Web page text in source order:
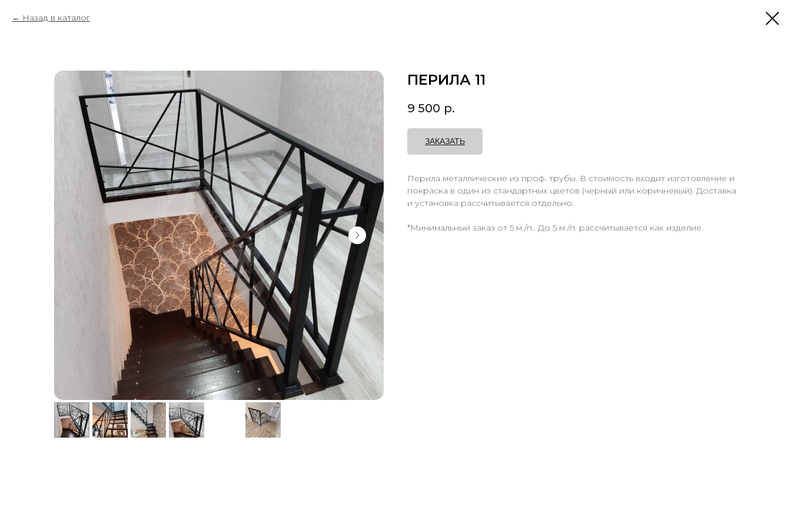
Назад в каталог
ПЕРИЛА 11
9 500 р.
ЗАКАЗАТЬ
Перила металлические из проф. трубы. В стоимость входит изготовление и
покраска в один из стандартных цветов (черный или коричневый). Доставка
и установка рассчитывается отдельно.
*Минимальный заказ от 5 м./п.. До 5 м./п. рассчитывается как изделие.